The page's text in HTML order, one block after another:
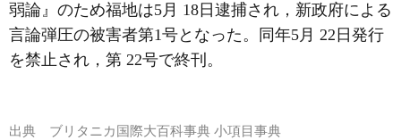
弱論』のため福地は5月 18日逮捕され，新政府による
言論弾圧の被害者第1号となった。同年5月 22日発行
を禁止され，第 22号で終刊。
出典 ブリタニカ国際大百科事典 小項目事典